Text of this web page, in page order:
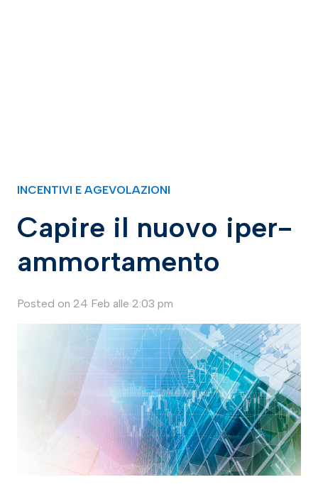
INCENTIVI E AGEVOLAZIONI
Capire il nuovo iper-
ammortamento
Posted on 24 Feb alle 2:03 pm